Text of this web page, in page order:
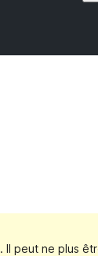
. Il peut ne plus